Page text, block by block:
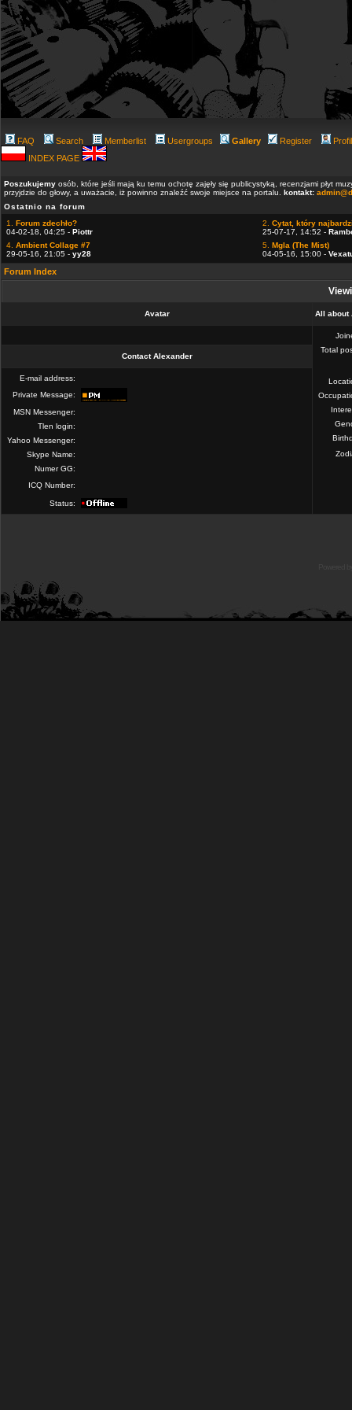
FAQ Search Memberlist Usergroups Gallery Register
INDEX PAGE
Poszukujemy osób, które jeśli mają ku temu ochotę zajęły się publicystyką, recenzjami płyt
przyjdzie do głowy, a uważacie, iż powinno znaleźć swoje miejsce na portalu. kontakt:
Ostatnio na forum
1. Forum zdechło?
04-02-18, 04:25 - Piottr
2. Cytat, który
25-07-17, 14:52 -
4. Ambient Collage #7
29-05-16, 21:05 - yy28
5. Mgla (The Mist)
04-05-16, 15:00 -
Forum Index
Avatar All about
Total
Contact Alexander
E-mail address:
Private Message:
MSN Messenger:
Tlen login:
Yahoo Messenger:
Skype Name:
Numer GG:
ICQ Number:
Status: